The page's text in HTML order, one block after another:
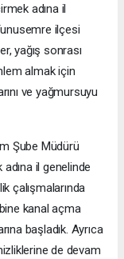
adına il
ilçesi
yağış sonrası
almak için
ve yağmursuyu
Şube Müdürü
adına il genelinde
çalışmalarında
kanal açma
başladık. Ayrıca
de devam